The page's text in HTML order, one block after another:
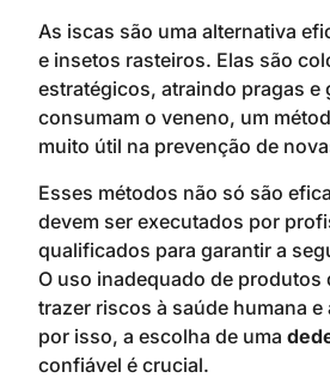
As iscas são uma alternativa
e insetos rasteiros. Elas são
estratégicos, atraindo pragas e
consumam o veneno, um
muito útil na prevenção de
Esses métodos não só são
devem ser executados por
qualificados para garantir a
O uso inadequado de produtos
trazer riscos à saúde humana e
por isso, a escolha de uma
confiável é crucial.